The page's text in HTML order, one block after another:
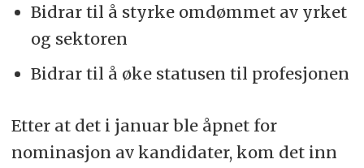
Bidrar til å styrke omdømmet av yrket
og sektoren
Bidrar til å øke statusen til profesjonen
Etter at det i januar ble åpnet for
nominasjon av kandidater, kom det inn